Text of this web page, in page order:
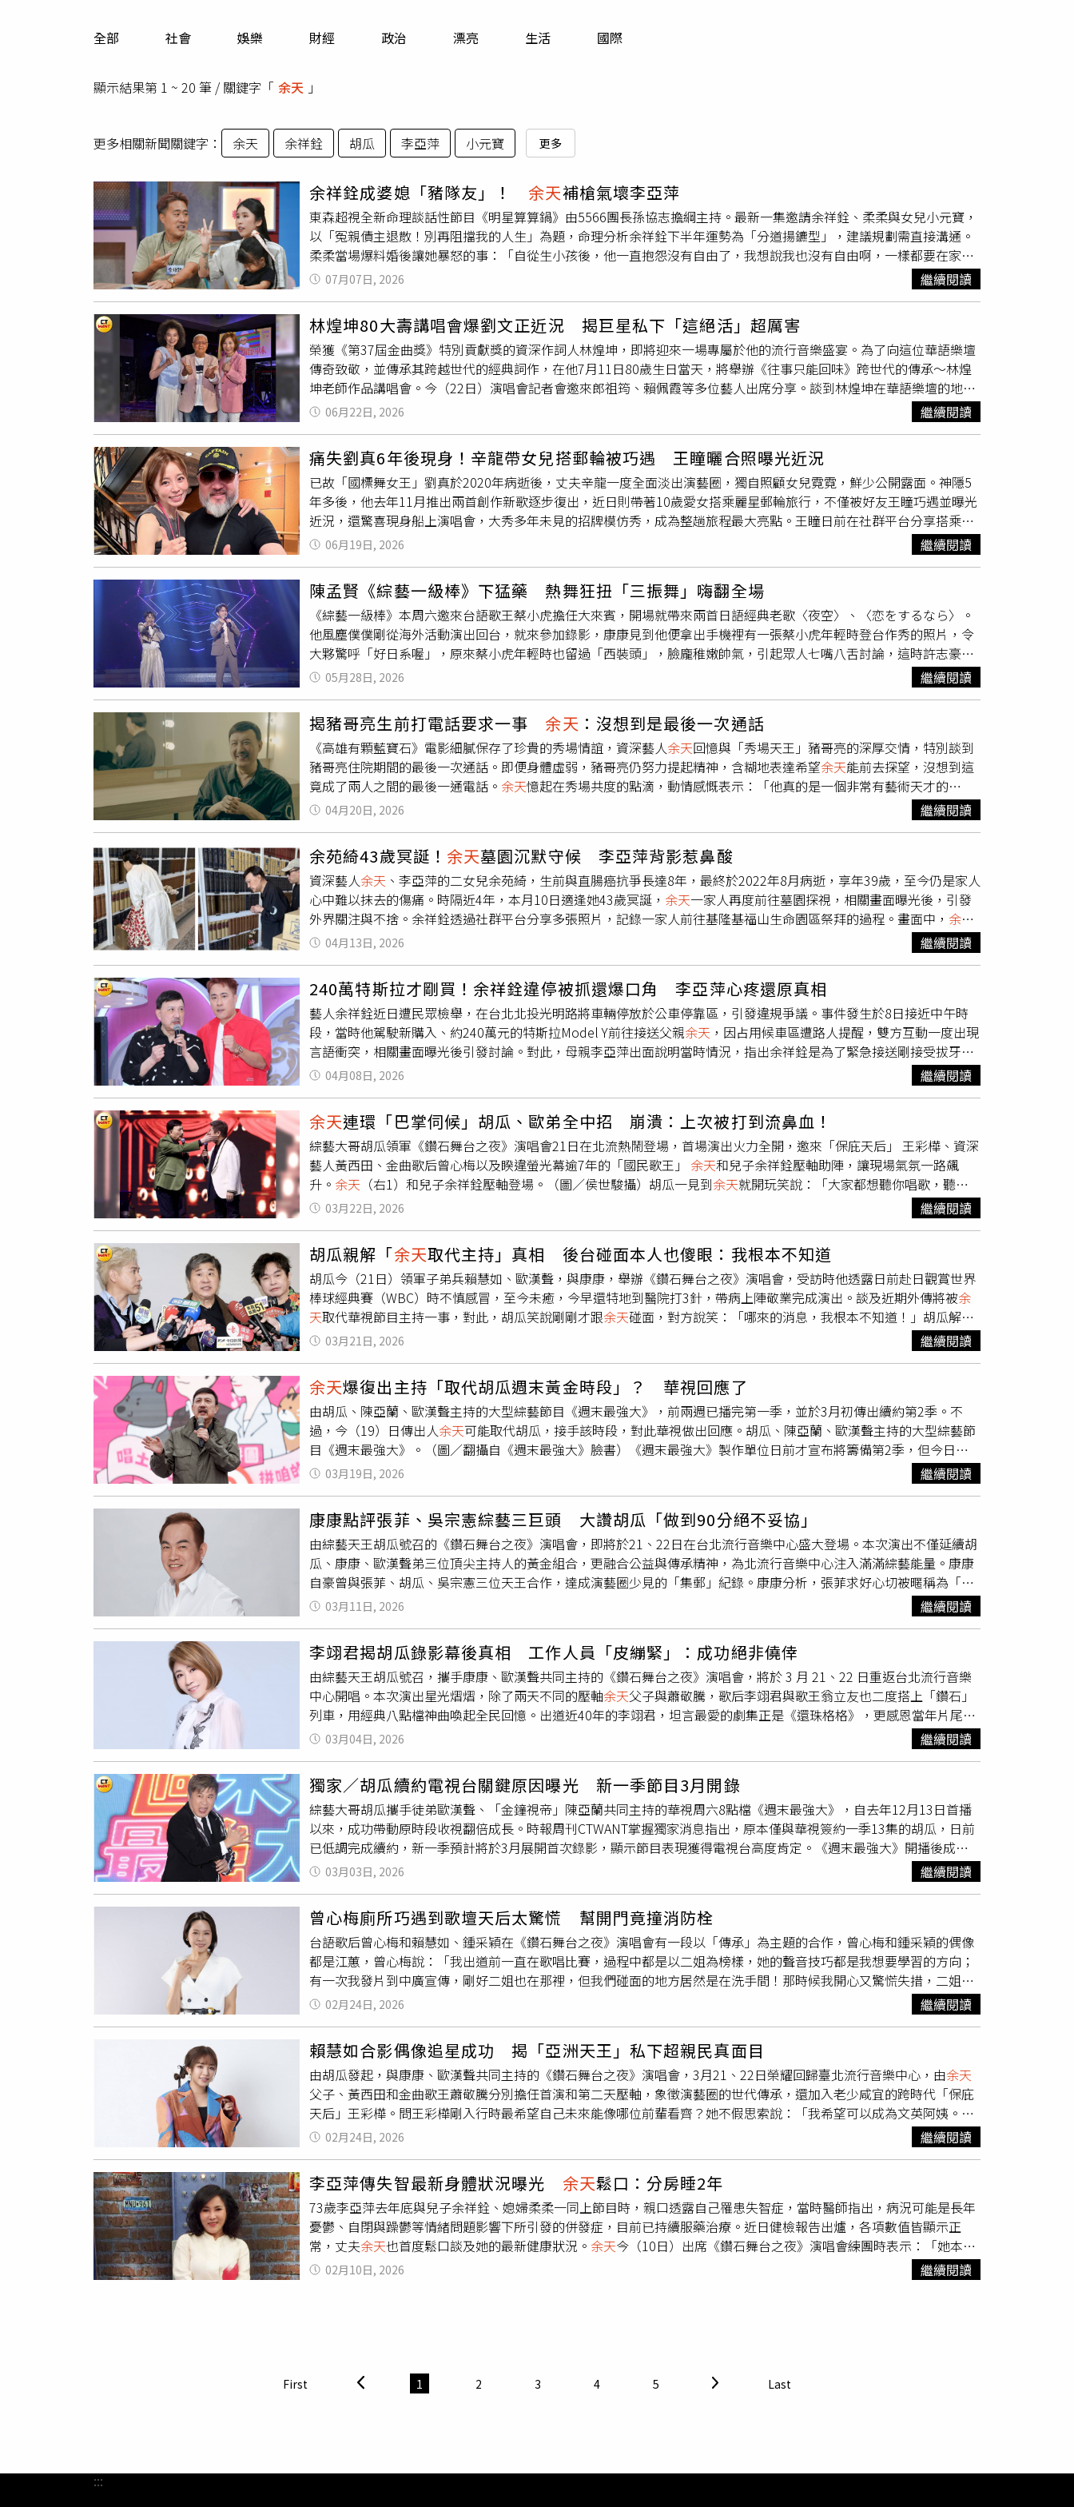
運勢
全部 社會 娛樂 財經 政治 漂亮 生活 國際
顯示結果第 1 ~ 20 筆 / 關鍵字「 余天 」
更多相關新聞關鍵字： 余天 余祥銓 胡瓜 李亞萍 小元寶 更多
余祥銓成婆媳「豬隊友」！余天補槍氣壞李亞萍
東森超視全新命理談話性節目《明星算算鍋》由5566團長孫協志擔綱主持。最新一集邀請余祥銓、柔柔與女兒小元寶，
以「冤親債主退散！別再阻擋我的人生」為題，命理分析余祥銓下半年運勢為「分道揚鑣型」，建議規劃需直接溝通。
柔柔當場爆料婚後讓她暴怒的事：「自從生小孩後，他一直抱怨沒有自由了，我想說我也沒有自由啊，一樣都要在家顧
小孩。他還抱怨夜店群組踢他出去，但這應該的吧！當爸爸了幹嘛還一直去夜店！」對此，余祥銓趕緊澄清：「不是夜
店啦！是每週有跟朋友約健身房的習慣，有一次我在外面到半夜 12 點多，我在車上她打電話唸我，回家後唸到凌晨四
到幾點？」余祥銓當場語塞，孫協志聽完則忍不住嗆：「祥銓你的生理時鐘是不是有問題？聽下來真的會比較相信柔柔
說的。」余祥銓之前也曾害柔柔捲入婆媳問題的事蹟。他直言自己說話直接：「柔柔懷孕期間，我媽為了柔柔，每天都
會煮一條魚，讓懷孕的柔柔補身體，但其實我跟我爸（余天）不愛吃魚，以前好像被魚刺卡到過，然後柔柔吃魚會孕
吐。有一天吃飯，魚土味比較重，我媽夾了魚肉到柔柔碗裡，柔柔就用求助眼神看我，我鼓起勇氣跟媽說：『柔柔說她
不想吃魚，她快吐了。』」沒想到柔柔立刻糾正：「沒有！他不是這樣說，他是說『媽，柔柔說她不想再吃妳煮的魚，
妳不要再煮了』。」柔柔崩潰表示，明明一家人都不愛吃魚，結果老公竟把鍋甩到她身上：「明明就是你們都討厭吃，
幹嘛用到我的身上來，製造婆媳問題的根本就是你！」讓全場笑翻。余祥銓補充我媽（李亞萍）之所以很生氣，是因為
當時還有我爸幫腔：「對啊，每天吃魚幹什麼？我們姓余，每次煮魚也只有妳（李亞萍）一個人吃。」孫協志聽完崩潰
直呼：「祥銓你真的太直男，你的用詞很有問題，強調『妳煮的魚』，意思是別人煮的就可以，這不出事才有問題
吧！」余祥銓回憶，當時柔柔在桌下拼命踢他的腳暗示趕快把話圓回來，結果他竟然直接在長輩面前喊：「妳幹嘛踢
我？」讓眾人聽了直搖頭，認證他是名符其實的「鋼鐵直男」。除了婆媳問題，柔柔爆料余祥銓的「粗心事蹟」：「小
孩一歲前不能吃蜂蜜，結果我女兒才五、六個月時，他居然偷餵她吃一口蜂蜜蛋糕！」這讓柔柔至今想起來仍心有餘
悸：「小小一塊，萬一她身體不堪負荷出事怎麼辦？」余祥銓則一臉無奈地說：「我們小時候哪有在管的？什麼都吃
啦！」兩人一來一往的育兒衝突，孫協志也結尾說：「兩人都非常相愛，也很愛小孩，就是在生活上的眉眉角角，容易
發生爭執，就是想辦法多溝通去化解。」
07月07日, 2026 繼續閱讀
林煌坤80大壽講唱會爆劉文正近況 揭巨星私下「這絕活」超厲害
榮獲《第37屆金曲獎》特別貢獻獎的資深作詞人林煌坤，即將迎來一場專屬於他的流行音樂盛宴。為了向這位華語樂壇
傳奇致敬，並傳承其跨越世代的經典詞作，在他7月11日80歲生日當天，將舉辦《往事只能回味》跨世代的傳承～林煌
坤老師作品講唱會。今（22日）演唱會記者會邀來郎祖筠、賴佩霞等多位藝人出席分享。談到林煌坤在華語樂壇的地
位，郎祖筠幽默表示：「許常德不行嘛！他罵我就有新聞了。」一句玩笑話逗樂全場，也凸顯林煌坤在音樂圈無可取代
的影響力。賴佩霞透露屆時將選唱〈往事只能回味〉，談起這首經典歌曲時感性表示：「那時候大概7歲，聽到這首歌
就會想起小時候，老師的每首歌幾乎我都會唱，小時候收音機播什麼，我就拿著歌本跟著唱，音樂是童年最好的玩
伴。」她也直言，林煌坤的作品早已深植許多人的生命記憶。資深作詞人林煌坤榮獲《第37屆金曲獎》特別貢獻獎。
（圖／常朝貴攝）被譽為華語流行音樂重要推手的林煌坤，創作生涯累積超過千首歌詞作品，見證台灣流行音樂發展歷
程。今他回憶早年創作酬勞時透露，1970年創作〈往事只能回味〉時，稿費僅有600元；到了1985年替余天創作經典
歌曲〈舞台〉時，酬勞已提高至2萬元，也反映出台灣流行音樂產業的發展與變遷。除了分享創作歷程，林煌坤也談到
昔日合作過的巨星 劉文正。提及當年為劉文正創作的〈我找到自己〉時，媒體關心對方近況，林煌坤笑說：「誰跟他聯
絡都已讀不回。」他接著回憶，劉文正年輕時有一項鮮為人知的絕活，就是非常擅長拋接橘子，「一次可以丟6顆」，
身手相當厲害。林煌坤還爆料，當年演藝圈有兩位知名的「大頭」代表人物，一位是女歌手蕭孋珠，另一位就是劉文
正，因此兩人都曾被大家暱稱為「大頭」。
06月22日, 2026 繼續閱讀
痛失劉真6年後現身！辛龍帶女兒搭郵輪被巧遇 王瞳曬合照曝光近況
已故「國標舞女王」劉真於2020年病逝後，丈夫辛龍一度全面淡出演藝圈，獨自照顧女兒霓霓，鮮少公開露面。神隱5
年多後，他去年11月推出兩首創作新歌逐步復出，近日則帶著10歲愛女搭乘麗星郵輪旅行，不僅被好友王瞳巧遇並曝光
近況，還驚喜現身船上演唱會，大秀多年未見的招牌模仿秀，成為整趟旅程最大亮點。王瞳日前在社群平台分享搭乘麗
星郵輪期間的照片，透露意外遇見許久未見的辛龍，開心寫下：「我都叫他老爺啦！超久不見，看到你真開心！」照片
中，辛龍戴著帽子與墨鏡，一身黑色休閒裝扮，留著略顯斑白的落腮鬍，但氣色紅潤、精神狀態相當不錯。王瞳則親暱
搭著他的肩膀，兩人一同對鏡頭比讚，展現深厚交情。據了解，辛龍此行原本只是帶著10歲女兒霓霓登船度假，享受難
得的親子時光。他事後也坦言，這趟旅程留下許多珍貴回憶，「這幾天親子關係，對我來說是很美麗的回憶。」而這次
郵輪之旅的起點，則是陳美鳳受邀擔任海上「星光演唱會」演出嘉賓後，主動邀請辛龍父女同行。原本只是單純度假的
辛龍，後來得知陳美鳳將登台演出後，主動向對方表示：「姐，我可以上來互動一下嗎？」甚至提前準備約10首歌曲、
伴唱帶與監聽設備。陳美鳳透露，辛龍前一天才傳訊息告知要上船，沒想到彩排時竟穿著一身閃亮造型現身，還主動協
助幕後工作，讓眾人又驚又喜。為了讓辛龍順利登台，陳美鳳還特地刪減3首歌曲騰出表演時間。當晚辛龍除了與陳美
鳳合唱經典歌曲〈愛情釀的酒〉外，也重現久違的模仿秀。他坦言自己已經至少6年沒有公開模仿，「其實會緊張」，
但一拿起麥克風便立刻進入狀態，接連模仿張學友、王傑、 余天、姜育恆、齊秦及費玉清等歌手，無論歌聲或神韻都維
妙維肖，贏得滿場掌聲。陳美鳳笑說：「老闆賺到、觀眾也賺到。」因為辛龍不僅唱歌，還帶來模仿橋段，讓整場演唱
會驚喜不斷。許多旅客事後也表示，能夠在郵輪上看到久違的辛龍站上舞台，堪稱此行最大彩蛋。辛龍先前曾透露，過
去幾年幾乎把全部時間投入照顧女兒與音樂創作。談到如今已10歲的霓霓，他認為女兒遺傳了劉真的好品味，無論外
型、個性或穿搭想法都很像媽媽。不過為了保護孩子隱私，他也多次懇請外界不要拍攝女兒，希望她能在平靜環境中健
康成長。辛龍近日帶著10歲女兒搭乘郵輪出遊，被好友王瞳巧遇並開心合影。（圖／翻攝自臉書，王瞳）
06月19日, 2026 繼續閱讀
陳孟賢《綜藝一級棒》下猛藥 熱舞狂扭「三振舞」嗨翻全場
《綜藝一級棒》本周六邀來台語歌王蔡小虎擔任大來賓，開場就帶來兩首日語經典老歌〈夜空〉、〈恋をするなら〉。
他風塵僕僕剛從海外活動演出回台，就來參加錄影，康康見到他便拿出手機裡有一張蔡小虎年輕時登台作秀的照片，令
大夥驚呼「好日系喔」，原來蔡小虎年輕時也留過「西裝頭」，臉龐稚嫩帥氣，引起眾人七嘴八舌討論，這時許志豪冒
出一句：「這張照片是故宮博物院那邊拿出來的吧！」每集節目歌手總是絞盡腦汁要製造亮點，許志豪與陳孟賢合唱經
典歌〈梅蘭梅蘭我愛你〉，兩人一邊熱歌勁舞，展現極佳默契，招牌手勢與擺臀動作，讓蔡小虎與康康都讚不絕口，原
來陳孟賢特別融入當紅棒球「三振舞」所精心設計的動作，兩人跳起來很起勁，更是嗨翻全場氣氛。隨後，蔡小虎與沈
建豪合作挑戰熱血曲風〈太陽一樣〉。這是蔡小虎演藝生涯中第一次公開演唱這首歌。康康聽完不禁讚嘆：「我以為你
唱國語歌應該都唱余天那種，沒想到你唱劉文正也這麼好！」蔡小虎則笑回，其實自己小時候就會唱，只是從來沒公開
唱過。到了評分環節，蔡小虎認為「自己這組唱得最好」，康康一聽搭腔：「你要是唱得不好，怎有資格當評審？」正
當蔡小虎準備給自己投下一個讚牌時，許志豪立刻替上一輪跟蔡小虎也有合唱〈夢中的探戈〉的吳俊宏抱不平。許志豪
開玩笑地指蔡小虎以稱讚吳俊宏最近曝光度很高、沒拿到讚牌沒關係，反觀換沈建豪一合唱就有讚牌可拿，有差別待
遇。蔡小虎（左）與沈建豪合唱〈太陽一樣〉。（圖／中視提供）節目進入精彩的「對唱」環節，各組展現驚人默契。
首先由「森恬CP」李子森與杜忻恬甜蜜獻唱〈青春曼波〉；緊接著朱海君、吳俊宏對唱〈我願意〉；而陳隨意與談詩玲
組成的「陳年老談CP」則帶來經典的〈風鈴聲〉。有趣的是，看見「森恬CP」在舞台上浪漫轉圈，陳隨意也忍不住有樣
學樣、跟著大轉特轉。這突如其來的舉動讓康康看不下去，並幽默奉勸：「藝術是不能勉強的，你看到人家跳得那麼
好，就想有樣學樣。」沒想到蔡小虎卻跳出來幫陳隨意說話：「他這種跳法是森恬他們沒辦法跳的。」康康隨即抓到機
會調侃：「原來你喜歡看這種的喔？他這樣很自然地在裝瘋。」一來一往的犀利對話，逗得全場大笑。想看更多令人驚
豔的超級美聲與爆笑互動，請鎖定30日（周六）晚間8點中視《綜藝一級棒》，周日晚間8點中天娛樂台也有播出。杜忻
恬（左）、李子森合唱《青春曼波〉。（圖／中視提供）
05月28日, 2026 繼續閱讀
揭豬哥亮生前打電話要求一事余天 ：沒想到是最後一次通話
《高雄有顆藍寶石》電影細膩保存了珍貴的秀場情誼，資深藝人余天回憶與「秀場天王」豬哥亮的深厚交情，特別談到
豬哥亮住院期間的最後一次通話。即便身體虛弱，豬哥亮仍努力提起精神，含糊地表達希望余天能前去探望，沒想到這
竟成了兩人之間的最後一通電話。 余天憶起在秀場共度的點滴，動情感慨表示：「他真的是一個非常有藝術天才的
人。」語氣中滿是遺憾與不捨，兩人真摯友誼令人動容。《高雄有顆藍寶石》在有限的史料與影像中，團隊歷時兩年
半，逐步拼湊出藍寶石大歌廳的發展軌跡，亦進一步探討「藍寶石大歌廳」的沒落原因，金曲歌王阿吉仔先是語出驚
人：「我敢講，你敢報嗎？」隨後坦言，除了錄影帶普及分散觀眾外，秀場藝人酬勞持續攀升，也讓經營成本壓力大
增，最終導致歌廳逐漸入不敷出、走向式微。曾經風靡全台、帶動周邊商圈繁榮的歌廳文化，隨著人潮流失也難掩衰
退，在地店家感嘆：「差很多，現在能撐下去的，多半只剩過去累積的老主顧。」導演楊力州紀錄「藍寶石大歌廳」的
興衰也有感而發：「紀錄片有時候就是這樣，你找到了一個人，就找到了一段歷史的入口。」他表示，希望這部作品能
成為一扇窗口，讓年輕觀眾得以看見，在電視綜藝與網路娛樂興起之前，台灣曾存在一段充滿爆發力與即時魅力的表演
文化。導演楊力州認為：「這部片是一種記憶的召喚，他們會想起年輕時去看秀、笑到肚子痛的那些夜晚。」他不改幽
默本色，笑言希望觀眾能透過電影，「和豬哥亮、林沖一起回到那個狂野的八十年代，狠狠的幹譙一次！」林沖兒子林
凱文與聲色Sounds Good主理人林珮如，昨（19日）包場《高雄有顆藍寶石》，號召親友一同進戲院觀影。映後分享
時，林凱文笑說：「這場沒有特別幫爸爸留座位，因為他如果出現，一定會是在台上！」一席話引起現場觀眾會心一
笑。主辦方亦特別製作林沖的扇子與一比一大的人形立牌，彷彿讓這位昔日舞台巨星以另一種形式重返戲院，令許多觀
眾直呼既感動又充滿時代記憶。林沖兒子林凱文與聲色Sounds Good主理人林珮如，發起共同包場號召親友一同進戲院
觀影。（圖／高雄流行音樂中心）
04月20日, 2026 繼續閱讀
余苑綺43歲冥誕！ 余天墓園沉默守候 李亞萍背影惹鼻酸
資深藝人余天 、李亞萍的二女兒余苑綺，生前與直腸癌抗爭長達8年，最終於2022年8月病逝，享年39歲，至今仍是家人
心中難以抹去的傷痛。時隔近4年，本月10日適逢她43歲冥誕， 余天一家人再度前往墓園探視，相關畫面曝光後，引發
外界關注與不捨。余祥銓透過社群平台分享多張照片，記錄一家人前往基隆基福山生命園區祭拜的過程。畫面中， 余天
身穿黑色外套，站在以書本造型設計的塔位前，雙手緊握、長時間低頭凝視，神情凝重且哀戚；李亞萍則身著白色服
裝，獨自俯身靠近塔位停留，彷彿與女兒輕聲對話，背影顯得格外消瘦與哀傷，整體氛圍沉靜而壓抑。余祥銓也在貼文
中寫下「二姐生日快樂，全家還是好想妳」，並拍下父親推著載滿供品與禮物推車的畫面，呈現一家人為余苑綺準備冥
誕祭拜的過程。透過影像與文字紀錄，家人對余苑綺的思念清晰可見，也讓不少網友看後直呼鼻酸。貼文曝光後，大批
網友湧入留言關心，有人表示「她永遠都在家人的心中」，也有人心疼余天 夫婦多年來承受喪女之痛，認為即使時間流
逝，親情仍難以淡化。另有網友注意到余祥銓近年轉變成熟，認為在家庭變故之後，他逐漸承擔起更多責任。事實上，
余苑綺離世後，余天一家一度陷入低潮，家庭氣氛長時間低迷。直到余祥銓於2023年與妻子柔柔迎來女兒「小元寶」，
才為家中帶來新的氣息與轉變。余祥銓也曾表示，母親李亞萍、妻子與女兒，是他目前最重要的依靠與支撐。不過，余
一家坦言難以見到外孫，李亞萍更直言，無法探望外孫是心中最大的痛
與遺憾。在多重情感交織之下，這場冥誕追思不僅是對逝者的紀念，也反映出家人至今仍承受的失落與牽掛。
04月13日, 2026 繼續閱讀
240萬特斯拉才剛買！余祥銓違停被抓還爆口角 李亞萍心疼還原真相
藝人余祥銓近日遭民眾檢舉，在台北北投光明路將車輛停放於公車停靠區，引發違規爭議。事件發生於8日接近中午時
段，當時他駕駛新購入、約240萬元的特斯拉Model Y前往接送父親余天 ，因占用候車區遭路人提醒，雙方互動一度出現
言語衝突，相關畫面曝光後引發討論。對此，母親李亞萍出面說明當時情況，指出余祥銓是為了緊急接送剛接受拔牙治
療的父親余天，才臨時停車等候，並非刻意違規。根據《三立新聞網》報導，有目擊民眾指出，該路段鄰近市場與溫泉
飯店，人潮往來頻繁，加上道路本身狹窄，公車停靠區被車輛占用後，影響乘客上下車及交通動線，質疑該行為已造成
不便。對此，余祥銓當場回應，表示當天是為了接送父親就醫後返家，才臨時停車等候。余祥銓說明，
多日，當天由牙醫一次拔除4顆牙齒，出血量較多，加上過去曾有中風與長期用藥情況，擔心身體承受不住，因此趕往
現場接人，停留時間僅約1至2分鐘。余天、李亞萍夫妻。（圖／林士傑攝）事件延燒後，李亞萍也出面說明余天的身體
狀況。她指出，余天不僅是拔除4顆牙齒，上排牙齦幾乎全面受到影響，出現發炎與化膿情形，疼痛程度明顯，甚至影
響進食。近期僅能依賴止痛藥緩解不適，體重已減輕約5至6公斤。李亞萍進一步表示，當天 余天從中午外出就醫，一直
到晚間才回到家中，身體狀況讓家人相當擔憂。她認為，余祥銓是因為心疼父親術後不適，才選擇就近停車接送，並非
刻意違規。她也提到，事發地點道路本就狹窄，連大型車輛通行都較為困難，在緊急接送情況下做出該決定，希望外界
能理解。此外，家中未聘請專職司機，主要考量使用頻率與支出問題，因此多由家人親自接送。相關事件曝光後，在網
路上引發不同聲音。有民眾認為違停行為影響公共安全，不應因個人因素占用公車停靠區；也有意見認為，在家人身體
不適的情況下，短暫停車接送具一定急迫性。
04月08日, 2026 繼續閱讀
余天連環「巴掌伺候」胡瓜、歐弟全中招 崩潰：上次被打到流鼻血！
綜藝大哥胡瓜領軍《鑽石舞台之夜》演唱會21日在北流熱鬧登場，首場演出火力全開，邀來「保庇天后」 王彩樺、資深
藝人黃西田、金曲歌后曾心梅以及睽違螢光幕逾7年的「國民歌王」 余天和兒子余祥銓壓軸助陣，讓現場氣氛一路飆
升。 余天 （右1）和兒子余祥銓壓軸登場。（圖／侯世駿攝）胡瓜一見到余天就開玩笑說：「大家都想聽你唱歌，聽說
你還看過孫中山？」話才說完，立刻被
當場「賞巴掌」，讓他嚇傻直呼：「一開始就打喔？」瞬間笑翻全場。余天
隨後也不改幽默本色，順勢吐槽兒子余祥銓的饒舌「完全聽不懂」，更坦言沒對流程，全憑現場發揮。胡瓜見狀再補刀
笑稱：「唱到後面不知道怎麼唱，以為你來騙錢。」一句話再度換來巴掌伺候，
會虧錢！」余祥銓則在一旁笑虧：「瓜哥你臉兩邊不一樣。」讓場面越來越失控。之後余天左右開弓，連歐漢聲、康康
也全數中招，甚至連自己兒子都沒放過，整段宛如大型綜藝鬧劇。更誇張的是，黃西田為了「防巴掌」，竟戴上橄欖球
頭盔、穿防護裝備登場，讓余天當場傻眼直喊：「你這樣很過分！」黃西田則幽默回應：「就是要你試試看手有沒有
力。」余天不信邪一掌下去，反而痛到自己，笑果十足。沒想到黃西田才剛鬆懈摘下頭盔，立刻又被余天 補上一掌，當
場崩潰喊：「不要再打了，上次在高雄被你打到流鼻血！」誇張反應再度引爆全場笑聲，也讓整場演出笑料不斷、高潮
03月22日, 2026 繼續閱讀
胡瓜親解「余天取代主持」真相 後台碰面本人也傻眼：我根本不知道
胡瓜今（21日）領軍子弟兵賴慧如、歐漢聲，與康康，舉辦《鑽石舞台之夜》演唱會，受訪時他透露日前赴日觀賞世界
棒球經典賽（WBC）時不慎感冒，至今未癒，今早還特地到醫院打3針，帶病上陣敬業完成演出。談及近期外傳將被余
天取代華視節目主持一事，對此，胡瓜笑說剛剛才跟余天碰面，對方說笑：「哪來的消息，我根本不知道！」胡瓜解釋
當時跟華視《週末最強大》簽約就是一季，「中間休息（重播）3、4集很正常，最後你們要去問華視，因為畢竟我們不
是最高層」。對於節目與收視競爭，胡瓜則抱持正面態度，認為各台節目應該共同努力提升整體收視市場，而非彼此競
會。（圖／侯世駿攝）此次《鑽石舞台之夜》演出規模盛大，賴慧如還特別挑戰高空懸吊演出，最高達三層樓高度。胡
瓜也說昨天彩排時自己不慎摔倒，讓現場工作人員嚇出一身冷汗，好在沒有大礙。徒弟歐漢聲說：「我第一時間護駕來
不及。」胡瓜則笑說：「因為我太胖了！」呈現最佳效果，團隊特別打造專屬服裝與舞台機關，光是懸吊裝置與造型就
額外投入約60萬元成本。胡瓜也提到，本次演出整體製作規模龐大，兩天演出包含燈光、音響等成本粗估超過2千萬。
不過他強調，活動具有公益性質，預計可募得約300萬至500萬元善款，希望觀眾支持之餘，也能一同做公益。
03月21日, 2026 繼續閱讀
余天爆復出主持「取代胡瓜週末黃金時段」？ 華視回應了
由胡瓜、陳亞蘭、歐漢聲主持的大型綜藝節目《週末最強大》，前兩週已播完第一季，並於3月初傳出續約第2季。不
過，今（19）日傳出人余天可能取代胡瓜，接手該時段，對此華視做出回應。胡瓜、陳亞蘭、歐漢聲主持的大型綜藝節
目《週末最強大》。（圖／翻攝自《週末最強大》臉書）《週末最強大》製作單位日前才宣布將籌備第2季，但今日卻
傳出余天低調現身華視開會談新節目，外界猜測可能接手原本由胡瓜主持的黃金時段，拉回年長觀眾收視率。針對接手
傳聞，華視表示，《週末最強大》第2季仍在籌備中，目前沒有確切消息可對外公開，若有最新消息，將透過官方粉絲
余天
光幕，多次公開表示不會再重返電視圈，除非是公益或特別演出，如今傳出可能復出主持，也讓外界相當關注。
（右）2月10日才與胡瓜（中）一起為演唱會進行練團。（圖／報系資料照）
03月19日, 2026 繼續閱讀
康康點評張菲、吳宗憲綜藝三巨頭 大讚胡瓜「做到90分絕不妥協」
由綜藝天王胡瓜號召的《鑽石舞台之夜》演唱會，即將於21、22日在台北流行音樂中心盛大登場。本次演出不僅延續胡
瓜、康康、歐漢聲弟三位頂尖主持人的黃金組合，更融合公益與傳承精神，為北流行音樂中心注入滿滿綜藝能量。康康
自豪曾與張菲、胡瓜、吳宗憲三位天王合作，達成演藝圈少見的「集郵」紀錄。康康分析，張菲求好心切被暱稱為「魷
魚（猶豫）先生」，吳宗憲則講求臨場反應與速度；而胡瓜則是兩者的綜合體，不僅親自編、導、演，且對品質絕不妥
協。康康說：「瓜哥是這兩位大哥的綜合體，他要編要導還要演，如果可以做到90分，他絕對不會只要80分。因為菲哥
算是瓜哥的師父，所以瓜哥很多表演邏輯都跟菲哥很像；而我從小看瓜哥節目長大，所以他很多表演邏輯，我都非常清
楚。」歐漢聲感佩表示，胡瓜資助「十方啟能中心」長達近40年，這種持之以恆的善心是他學習的榜樣。除了公益，胡
瓜在演藝傳承上也費盡心思，本次特別安排王彩樺、賴慧如及 AKB48 Team TP 參與，並根據每位藝人的特色量身打造
橋段。2026《鑽石舞台之夜》演唱會台北場，3月21、22日強勢回歸臺北流行音樂中心，原汁原味的秀場綜藝與跨世代
演藝薪火相傳，首日有余天、余祥銓父子和黃西田坐鎮，第二天由蕭敬騰壓軸、李千娜加入；完整演出陣容還有：王彩
樺、曾心梅、李翊君、翁立友、賴慧如、AKB48 Team TP、鍾采穎等，門票已在年代售票系統熱賣中，本次受贈單位為
03月11日, 2026 繼續閱讀
李翊君揭胡瓜錄影幕後真相 工作人員「皮繃緊」：成功絕非僥倖
由綜藝天王胡瓜號召，攜手康康、歐漢聲共同主持的《鑽石舞台之夜》演唱會，將於 3 月 21、22 日重返台北流行音樂
中心開唱。本次演出星光熠熠，除了兩天不同的壓軸余天父子與蕭敬騰，歌后李翊君與歌王翁立友也二度搭上「鑽石」
列車，用經典八點檔神曲喚起全民回憶。出道近40年的李翊君，坦言最愛的劇集正是《還珠格格》，更感恩當年片尾曲
〈雨蝶〉深植人心；翁立友則對《意難忘》情有獨鍾，回憶當時看著前輩飆戲、耳邊響起自己唱的主題曲〈堅持〉，那
種美妙感覺讓他至今難忘，更因此成功開拓東南亞市場。談及主辦人胡瓜，李翊君感性揭密：「瓜哥在台上幽默信手拈
來，但私下為了秀頻繁開會、絞盡腦汁，工作人員皮都繃得很緊。一個藝人的成功絕非僥倖。」翁立友則笑說，參加
《鑽石舞台之夜》最安心的就是能與胡瓜大哥、康康與歐漢聲互動，「私下聊天就像在Re稿培養默契」。他也感謝胡瓜
總是以「謝謝」掛在嘴邊，展現提攜後輩的大將之風。本次演唱會不僅是跨世代的綜藝薪火相傳，更秉持「取之於社
會、用之於社會」的精神。李翊君表示，最佩服胡瓜將演出收入轉化為公益。本次受贈單位為財團法人臺中市私立十方
社會福利慈善事業基金會和臺大清寒希望獎助學金，秉持公益之心，幫助十方社福基金會與臺大清寒獎助學金。翁立友
笑說，參加《鑽石舞台之夜》最安心的就是能與胡瓜大哥、康康與歐漢聲互動。（圖／萬星傳播提供）
03月04日, 2026 繼續閱讀
獨家／胡瓜續約電視台關鍵原因曝光 新一季節目3月開錄
綜藝大哥胡瓜攜手徒弟歐漢聲、「金鐘視帝」陳亞蘭共同主持的華視周六8點檔《週末最強大》，自去年12月13日首播
以來，成功帶動原時段收視翻倍成長。時報周刊CTWANT掌握獨家消息指出，原本僅與華視簽約一季13集的胡瓜，日前
已低調完成續約，新一季預計將於3月展開首次錄影，顯示節目表現獲得電視台高度肯定。《週末最強大》開播後成功
帶動原時段收視翻倍成長。（圖／華視提供）「胡蘭歐出任務」外景單元話題十足，成功吸引大批粉絲關注。（圖／華
視提供）《週末最強大》主打多元型態綜藝內容，棚內單元包括「瓜瓜夜總會」、「現代包青天」，並結合外景「胡蘭
季我可以答應，但長久要想想，現在其實不只看收視率，而是看置入與贊助，若資源不到位會很難維持。」對於外界盛
傳單集製作費破百萬，胡瓜坦言「一集破百萬是必然」，尤其外景遊戲與戲劇式短劇拍攝成本高昂，加上歌唱橋段與全
新蒐集的鬼故事題材，皆需相對資源投入，直言一集節目需要3天時間錄影，相當耗費心力。至於收視表現，他則淡然
表示：「收視不是我決定，是觀眾決定。」並強調目標是把電視觀眾找回來，而非與同檔節目惡性競逐。胡瓜除已確定
續約華視外，也將持續主持在民視深耕逾23年的《綜藝大集合》，穩坐長壽綜藝一哥地位。（圖／侯世駿攝）外界同樣
關注他與《綜藝大集合》的合作動向。胡瓜說明，近年與民視合作並未簽訂正式合約，為避免日後爭議，去年10月主動
寄出存證信函通知合約到期，卻在媒體傳播過程中被解讀為「不做了」。他直言：「我沒有合約，就是製作單位做一
集，我拿一集錢。」目前胡瓜除已確定續約華視外，也將持續主持在民視深耕逾23年的《綜藝大集合》，穩坐長壽綜藝
一哥地位。胡瓜發起、為公益而唱的《鑽石舞台之夜》演唱會，今年將再度登上北流開唱，並邀來余天、余祥銓父子同
台演出。（圖／方萬民攝）此外，由胡瓜發起、為公益而唱的《鑽石舞台之夜》演唱會，今年於台北、台中完成4場演
出後，將於3月21日、22日再度登上台北流行音樂中心。首日卡司包括 余天、余祥銓父子與黃西田坐鎮；第二日則由蕭
敬騰壓軸，李千娜助陣。完整演出陣容尚包括王彩樺、曾心梅、李翊君、翁立友、賴慧如、AKB48 Team TP、鍾采穎
等，本次公益受贈單位為財團法人台中市私立十方社會福利慈善事業基金會與台大清寒希望獎助學金，延續胡瓜長年結
合綜藝與公益的品牌路線。對於胡瓜續簽《週末最強大》第二季節目，華視公關回應本刊表示：「《週末最強大》感謝
各界與觀眾的支持與喜愛，收視率已再創新高；第二季的後續規劃與內容已在進行中，我們期盼能持續精進品質，在未
來帶給觀眾更亮眼的表現。」胡瓜經紀人丁柔安僅簡潔回應本刊：「一切以電視台正式公布為準。」
03月03日, 2026 繼續閱讀
曾心梅廁所巧遇到歌壇天后太驚慌 幫開門竟撞消防栓
台語歌后曾心梅和賴慧如、鍾采穎在《鑽石舞台之夜》演唱會有一段以「傳承」為主題的合作，曾心梅和鍾采穎的偶像
都是江蕙，曾心梅說：「我出道前一直在歌唱比賽，過程中都是以二姐為榜樣，她的聲音技巧都是我想要學習的方向；
有一次我發片到中廣宣傳，剛好二姐也在那裡，但我們碰面的地方居然是在洗手間！那時候我開心又驚慌失措，二姐跟
我說『你歌唱得很好喔，加油』，讓我整個昏頭轉向，要幫她把門推開還推到消防栓，超級尷尬！」曾心梅前幾年跑去
開餐廳做生意，餐廳收掉後想重返演藝圈唱歌，卻發現嗓音不再那麼游刃有餘，令她相當恐慌，但信吉電視台總經理紀
博文向她伸出援手，邀請她與沈文程、孔鏘一起主持《台灣大歌廳》：「將近兩年的時間，我一直用很辛苦的方式在唱
歌，他們依然給我很大的空間，現在我的聲音跟自信找回來了，我非常感謝在我遇到最大瓶頸時兩位給了我這麼好的空
間跟機會。」她還特別感謝胡瓜：「瓜哥不會叫我去搞笑、做不擅長的事，他就是一直在我的專業領域上給我挑戰和功
課，讓我好好進步跟發揮。」鍾采穎從小在胡瓜的《台灣那麼旺》比賽。（圖／萬星傳播提供）身為胡瓜愛將，賴慧如
感恩師父一路提攜：「有機會他都會跟製作單位推薦我，平常也會教我做節目的應對跟橋段；最讓我印象深刻的是，瓜
哥每一年都會包紅包給我阿嬤，知道阿嬤生病還特別錄製影片為她加油打氣，他是我的恩師，也像家人一樣。」鍾采穎
從小在胡瓜的《台灣那麼旺》比賽，還有『鑽石舞台之夜』也是瓜哥給我機會。真的非常感謝瓜哥。」2026《鑽石舞台
之夜》演唱會台北場，3月21、22日強勢回歸臺北流行音樂中心，原汁原味的秀場綜藝與跨世代演藝薪火相傳，首日有
余天、余祥銓父子和黃西田坐鎮，第二天由蕭敬騰壓軸、李千娜加入；完整演出陣容還有：王彩樺、曾心梅、李翊君、
翁立友、賴慧如、AKB48 Team TP、鍾采穎等，門票已在年代售票系統熱賣中，本次受贈單位為財團法人台中市私立十
方社會福利慈善事業基金會和台大清寒希望獎助學金，秉持公益之心，持續前行。
02月24日, 2026 繼續閱讀
賴慧如合影偶像追星成功 揭「亞洲天王」私下超親民真面目
由胡瓜發起，與康康、歐漢聲共同主持的《鑽石舞台之夜》演唱會，3月21、22日榮耀回歸臺北流行音樂中心，由余天
父子、黃西田和金曲歌王蕭敬騰分別擔任首演和第二天壓軸，象徵演藝圈的世代傳承，還加入老少咸宜的跨時代「保庇
天后」王彩樺。問王彩樺剛入行時最希望自己未來能像哪位前輩看齊？她不假思索說：「我希望可以成為文英阿姨。」
王彩樺13歲開始半工半讀，歷經秀場、電視綜藝、歌仔戲、電視劇與電影的洗禮，至今人氣不墜；說起剛入行時的偶
像，王彩樺說：「我拍人生的第一部戲《恩情深似海》認識文英阿姨，就希望自己將來可以跟文英阿姨一樣，拍電影拍
到老、唱歌、演戲把歡樂帶給大家；阿姨為人親切，戲演得好又很疼我，每次看到她都是滿滿的溫暖，而且她非常敬
業，所以我非常尊敬她，一直朝著她的目標努力。」王彩樺13歲開始半工半讀，歷經秀場、電視綜藝、歌仔戲、電視劇
與電影的洗禮。（圖／萬星傳播提供）除了偶像，王彩樺也分享她進演藝圈最感謝的貴人：「我剛出道時沒有錢，要養
家又要做表演禮服，所以作秀都是住很便宜的旅社，有一次方駿大哥在台中作秀，邀請我帶爸爸到他家吃飯，那天剛好
是他太太生日，後來他太太認我當乾妹妹，從此我吃、住、都靠方駿大哥和大嫂，《恩情深似海》也是大哥帶我去演
的，他絕對是我人生最重要的一位貴人。」賴慧如想效法的榜樣則是「亞洲天王」任賢齊，她說：「小時候聽很多連續
劇主題曲都是小齊哥唱的，他是土生土長的台灣人，歌曲紅遍華人地區，是十足的台灣之光。很開心去年因為『鑽石舞
02月24日, 2026 繼續閱讀
李亞萍傳失智最新身體狀況曝光 余天鬆口：分房睡2年
73歲李亞萍去年底與兒子余祥銓、媳婦柔柔一同上節目時，親口透露自己罹患失智症，當時醫師指出，病況可能是長年
憂鬱、自閉與躁鬱等情緒問題影響下所引發的併發症，目前已持續服藥治療。近日健檢報告出爐，各項數值皆顯示正
常，丈夫余天也首度鬆口談及她的最新健康狀況。 余天今（10日）出席《鑽石舞台之夜》演唱會練團時表示：「她本來
就很好，只是事情多，一個女人家不會亂想才怪。」他也笑說，李亞萍若在家沒事就會找他聊天，聊著聊著反而容易吵
覺得分房後「非常舒服，沒有人碎
銓、黃西田將分別與蕭敬騰、李千娜輪番擔任壓軸演出。
余天（右）出席《鑽石舞台之夜》演唱會練團，透露和太太李
亞萍分房睡。（圖／方萬民攝）
02月10日, 2026 繼續閱讀
First 1 2 3 4 5 Last
:::